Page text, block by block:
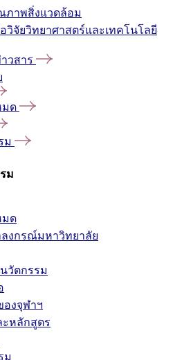
ภาพสิ่งแวดล้อม
วิจัยวิทยาศาสตร์และเทคโนโลยี
วสาร
มด
ม
ม
มด
งกรณ์มหาวิทยาลัย
วัตกรรม
งจุฬาฯ
ะหลักสูตร
ม